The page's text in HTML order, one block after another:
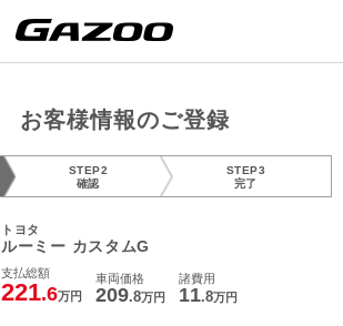
お客様情報のご登録
STEP2
確認
STEP3
完了
トヨタ
ルーミー カスタムG
支払総額
221.6万円
車両価格
209.8万円
諸費用
11.8万円